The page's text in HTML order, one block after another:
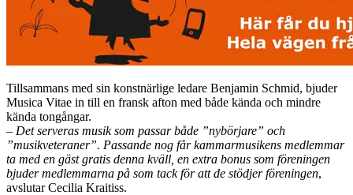
Tillsammans med sin konstnärlige ledare Benjamin Schmid, bjuder
Musica Vitae in till en fransk afton med både kända och mindre
kända tongångar.
– Det serveras musik som passar både ”nybörjare” och
”musikveteraner”. Passande nog får kammarmusikens medlemmar
ta med en gäst gratis denna kväll, en extra bonus som föreningen
bjuder medlemmarna på som tack för att de stödjer föreningen,
avslutar Cecilia Kraitiss.